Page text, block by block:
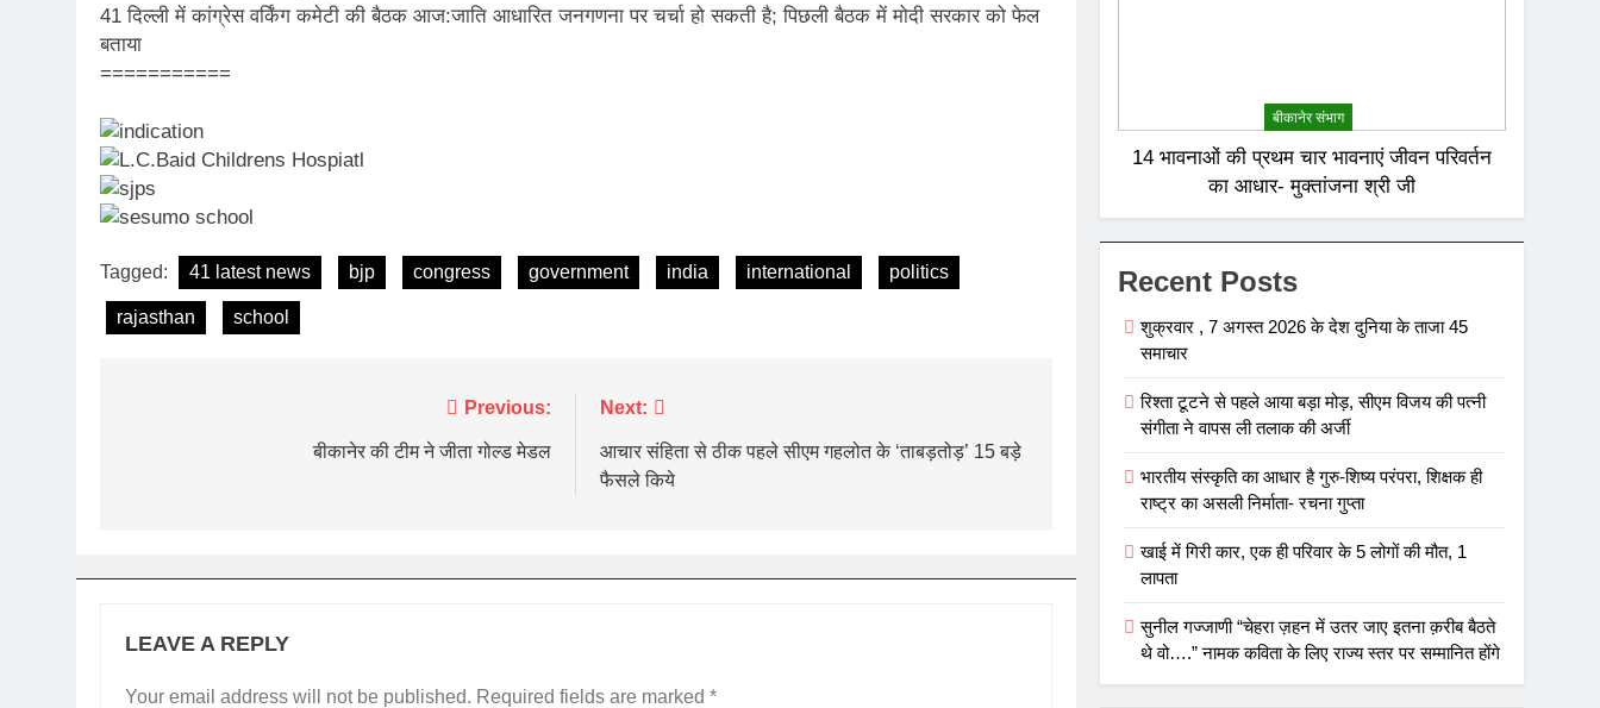
41 दिल्ली में कांग्रेस वर्किंग कमेटी की बैठक आज:जाति आधारित जनगणना पर चर्चा हो सकती है; पिछली बैठक में मोदी सरकार को फेल
बताया
===========
Tagged: 41 latest news bjp congress government india international politics
rajasthan school
Previous:
बीकानेर की टीम ने जीता गोल्ड मेडल
Next:
आचार संहिता से ठीक पहले सीएम गहलोत के ‘ताबड़तोड़’ 15 बड़े
फैसले किये
LEAVE A REPLY
Your email address will not be published. Required fields are marked *
बीकानेर संभाग
14 भावनाओं की प्रथम चार भावनाएं जीवन परिवर्तन
का आधार- मुक्तांजना श्री जी
Recent Posts
शुक्रवार , 7 अगस्त 2026 के देश दुनिया के ताजा 45
समाचार
रिश्ता टूटने से पहले आया बड़ा मोड़, सीएम विजय की पत्नी
संगीता ने वापस ली तलाक की अर्जी
भारतीय संस्कृति का आधार है गुरु-शिष्य परंपरा, शिक्षक ही
राष्ट्र का असली निर्माता- रचना गुप्ता
खाई में गिरी कार, एक ही परिवार के 5 लोगों की मौत, 1
लापता
सुनील गज्जाणी “चेहरा ज़हन में उतर जाए इतना क़रीब बैठते
थे वो….” नामक कविता के लिए राज्य स्तर पर सम्मानित होंगे